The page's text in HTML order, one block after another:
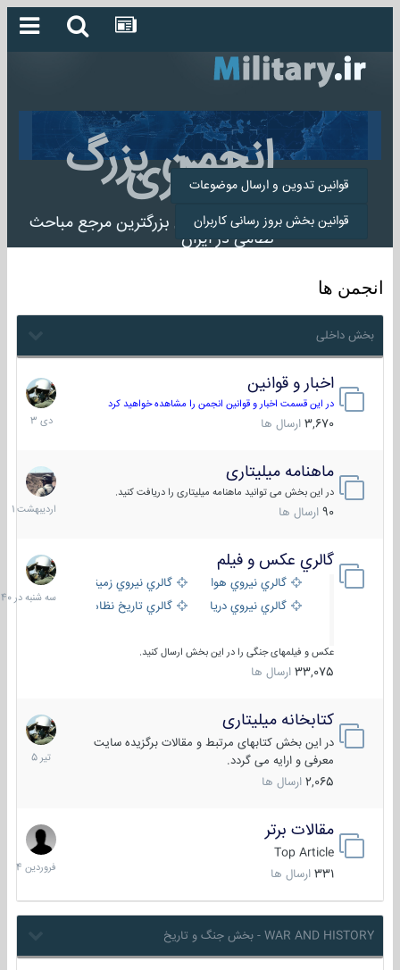
انجمن بزرگ
میلیتاری
انجمن میلیتاری بزرگترین مرجع مباحث
نظامی در ایران
قوانین تدوین و ارسال موضوعات
قوانین بخش بروز رسانی کاربران
انجمن ها
بخش داخلی
اخبار و قوانین
در این قسمت اخبار و قوانین انجمن را مشاهده خواهید کرد
3,670 ارسال ها
22
دی
1403
ماهنامه میلیتاری
در این بخش می توانید ماهنامه میلیتاری را دریافت کنید.
90 ارسال ها
30
1401
گالري عكس و فيلم
گالري نيروي هوايي
گالري نيروي زميني
گالري نيروي دريايي
گالري تاریخ نظامی
عکس و فیلمهای جنگی را در این بخش ارسال کنید.
33,075 ارسال ها
سه
شنبه
در
کتابخانه میلیتاری
در این بخش کتابهای مرتبط و مقالات برگزیده سایت
معرفی و ارایه می گردد.
2,065 ارسال ها
16
تیر
1405
مقالات برتر
Top Article
331 ارسال ها
29
فروردین
1404
WAR AND HISTORY - بخش جنگ و تاریخ